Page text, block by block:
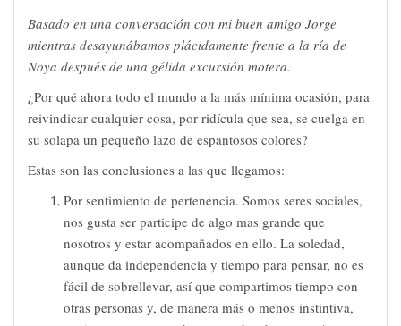
Basado en una conversación con mi buen amigo Jorge
mientras desayunábamos plácidamente frente a la ría de
Noya después de una gélida excursión motera.
¿Por qué ahora todo el mundo a la más mínima ocasión, para
reivindicar cualquier cosa, por ridícula que sea, se cuelga en
su solapa un pequeño lazo de espantosos colores?
Estas son las conclusiones a las que llegamos:
Por sentimiento de pertenencia. Somos seres sociales,
nos gusta ser participe de algo mas grande que
nosotros y estar acompañados en ello. La soledad,
aunque da independencia y tiempo para pensar, no es
fácil de sobrellevar, así que compartimos tiempo con
otras personas y, de manera más o menos instintiva,